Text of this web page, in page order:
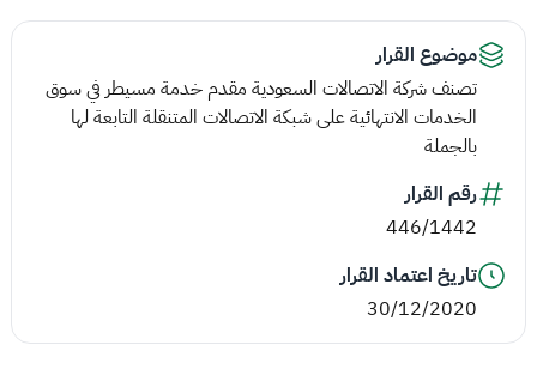
موضوع القرار
تصنف شركة الاتصالات السعودية مقدم خدمة مسيطر في سوق
الخدمات الانتهائية على شبكة الاتصالات المتنقلة التابعة لها
بالجملة
رقم القرار
446/1442
تاريخ اعتماد القرار
30/12/2020